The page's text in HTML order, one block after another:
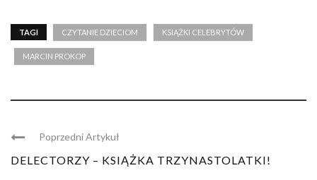
TAGI CZYTANIE DZIECIOM KSIĄŻKI CELEBRYTÓW
MARCIN PROKOP
Poprzedni Artykuł
DELECTORZY – KSIĄŻKA TRZYNASTOLATKI!